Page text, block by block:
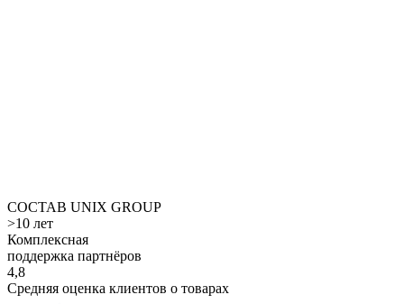
СОСТАВ UNIX GROUP
>10 лет
Комплексная
поддержка партнёров
4,8
Средняя оценка клиентов о товарах